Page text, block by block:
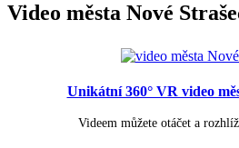
Video města Nové
Unikátní 360° VR video
Videem můžete otáčet a